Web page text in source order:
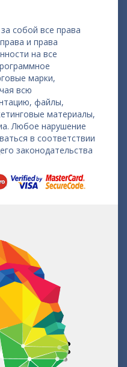
собой все права
и права
на все
марки,
всю
файлы,
материалы,
Любое нарушение
в соответствии
законодательства